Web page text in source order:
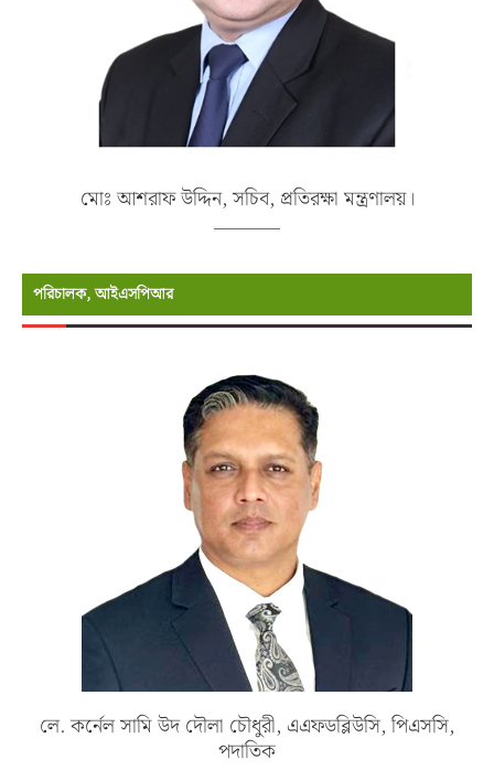
মোঃ আশরাফ উদ্দিন, সচিব, প্রতিরক্ষা মন্ত্রণালয়।
পরিচালক, আইএসপিআর
লে. কর্নেল সামি উদ দৌলা চৌধুরী, এএফডব্লিউসি, পিএসসি,
পদাতিক